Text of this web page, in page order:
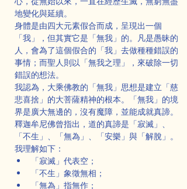
地變化與延續。
身體是由四大元素假合而成，呈現出一個
「我」，但其實它是「無我」的。凡是愚昧的
人，會為了這個假合的「我」去做種種錯誤的
事情；而聖人則以「無我之理」，來破除一切
錯誤的想法。
我認為，大乘佛教的「無我」思想是建立「慈
悲喜捨」的大菩薩精神的根本。「無我」的境
界是廣大無邊的，沒有魔障，並能成就真諦。
釋迦牟尼佛曾指出，道的真諦是「寂滅」、
「不生」、「無為」、「安樂」與「解脫」。
我理解如下：
「寂滅」代表空；
「不生」象徵無相；
「無為」指無作；